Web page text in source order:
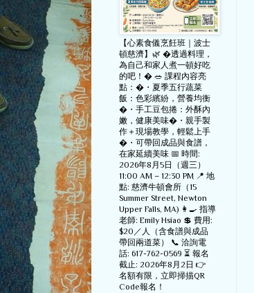
【心素食儀烹飪班｜波士
頓慈濟】🌿 �透過料理，
為自己和家人煮一頓好吃
的吧！� 🥗 課程內容亮
點：�・夏季五行蔬菜
飯：色彩繽紛，營養均衡
�・手工豆包捲：外酥內
嫩，健康美味�・親手製
作＋現場教學，輕鬆上手
�・可帶回成品與食譜，
在家延續美味 📅 時間:
2026年8月5日（週三）
11:00 AM – 12:30 PM 📍 地
點: 慈濟牛頓會所（15
Summer Street, Newton
Upper Falls, MA) 👩‍🍳 指導
老師: Emily Hsiao 💲 費用:
$20／人（含食譜與成品
帶回兩道菜） 📞 洽詢電
話: 617-762-0569 ⏳ 報名
截止: 2026年8月2日 👉
名額有限，立即掃描QR
Code報名！